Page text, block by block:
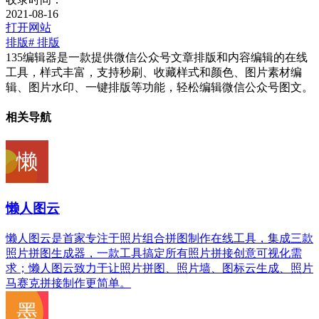
2021-08-16
打开网站
排版# 排版
135编辑器是一款提供微信公众号文章排版和内容编辑的在线
工具，样式丰富，支持秒刷、收藏样式和颜色、图片素材编
辑、图片水印、一键排版等功能，轻松编辑微信公众号图文。
相关导航
懒人图云
懒人图云是首家专注于照片组合拼图制作在线工具，集成三款
照片拼图生成器，一款工具搞定所有照片拼接创意可视化需
求；懒人图云致力于让照片拼图、照片墙、图标云生成、照片
马赛克拼接制作更简单。